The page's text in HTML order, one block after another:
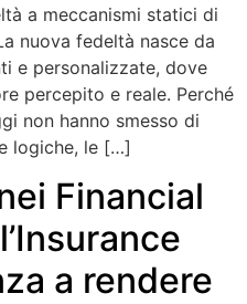
a meccanismi statici di
nuova fedeltà nasce da
e personalizzate, dove
percepito e reale. Perché
non hanno smesso di
logiche, le […]
Financial
a rendere